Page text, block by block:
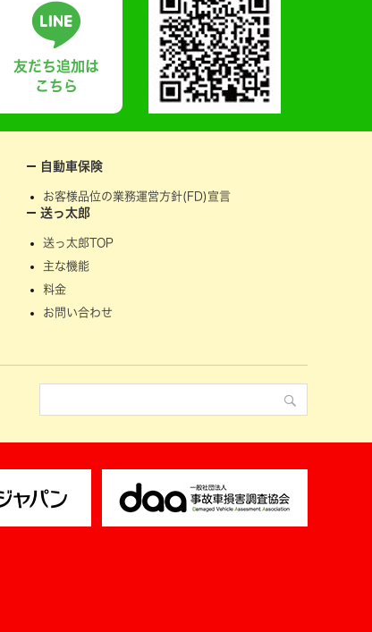
友だち追加は
こちら
自動車保険
お客様品位の業務運営方針(FD)宣言
送っ太郎
送っ太郎TOP
主な機能
料金
お問い合わせ